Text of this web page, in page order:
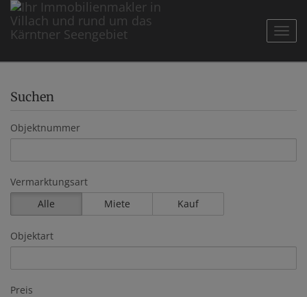
Suchen
Objektnummer
Vermarktungsart
Alle
Miete Kauf
Objektart
Preis